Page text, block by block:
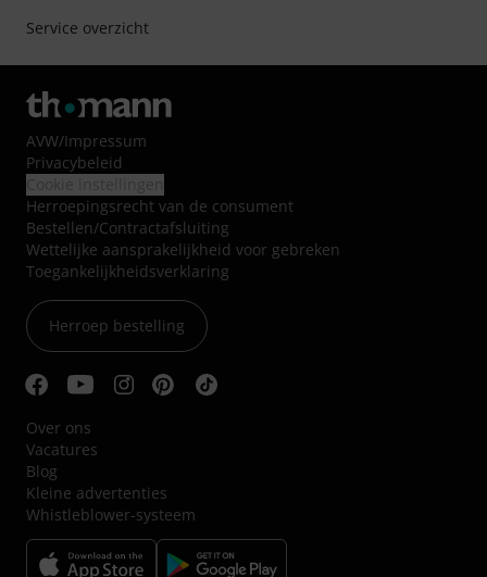
Service overzicht
AVW/Impressum
Privacybeleid
Herroepingsrecht van de consument
Bestellen/Contractafsluiting
Wettelijke aansprakelijkheid voor gebreken
Toegankelijkheidsverklaring
Herroep bestelling
Over ons
Vacatures
Blog
Kleine advertenties
Whistleblower-systeem